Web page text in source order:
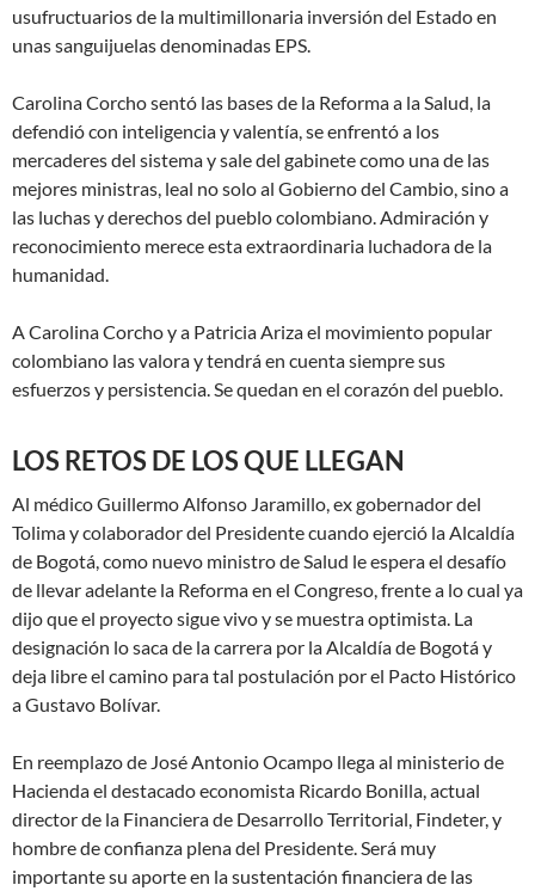
usufructuarios de la multimillonaria inversión del Estado en
unas sanguijuelas denominadas EPS.
Carolina Corcho sentó las bases de la Reforma a la Salud, la
defendió con inteligencia y valentía, se enfrentó a los
mercaderes del sistema y sale del gabinete como una de las
mejores ministras, leal no solo al Gobierno del Cambio, sino a
las luchas y derechos del pueblo colombiano. Admiración y
reconocimiento merece esta extraordinaria luchadora de la
humanidad.
A Carolina Corcho y a Patricia Ariza el movimiento popular
colombiano las valora y tendrá en cuenta siempre sus
esfuerzos y persistencia. Se quedan en el corazón del pueblo.
LOS RETOS DE LOS QUE LLEGAN
Al médico Guillermo Alfonso Jaramillo, ex gobernador del
Tolima y colaborador del Presidente cuando ejerció la Alcaldía
de Bogotá, como nuevo ministro de Salud le espera el desafío
de llevar adelante la Reforma en el Congreso, frente a lo cual ya
dijo que el proyecto sigue vivo y se muestra optimista. La
designación lo saca de la carrera por la Alcaldía de Bogotá y
deja libre el camino para tal postulación por el Pacto Histórico
a Gustavo Bolívar.
En reemplazo de José Antonio Ocampo llega al ministerio de
Hacienda el destacado economista Ricardo Bonilla, actual
director de la Financiera de Desarrollo Territorial, Findeter, y
hombre de confianza plena del Presidente. Será muy
importante su aporte en la sustentación financiera de las